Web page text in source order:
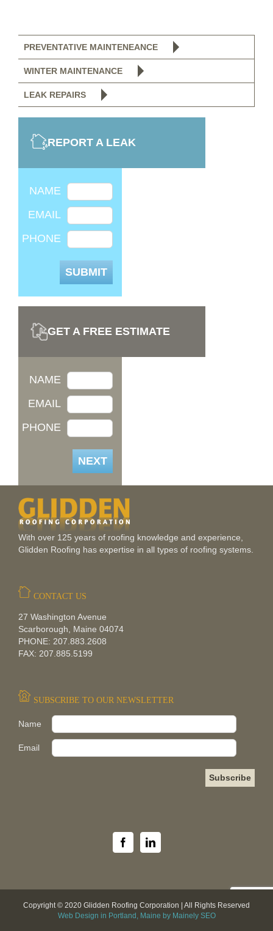
PREVENTATIVE MAINTENEANCE
WINTER MAINTENANCE
LEAK REPAIRS
REPORT A LEAK
NAME
EMAIL
PHONE
GET A FREE ESTIMATE
NAME
EMAIL
PHONE
With over 125 years of roofing knowledge and experience,
Glidden Roofing has expertise in all types of roofing systems.
CONTACT US
27 Washington Avenue
Scarborough, Maine 04074
PHONE: 207.883.2608
FAX: 207.885.5199
SUBSCRIBE TO OUR NEWSLETTER
Name
Email
Copyright © 2020 Glidden Roofing Corporation | All Rights Reserved
Web Design in Portland, Maine by Mainely SEO